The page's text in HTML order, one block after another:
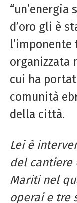
“un’energia
d’oro gli è
l’imponente
organizzata
cui ha
comunità
della città.
Lei è
del cantiere
Mariti nel
operai e tre